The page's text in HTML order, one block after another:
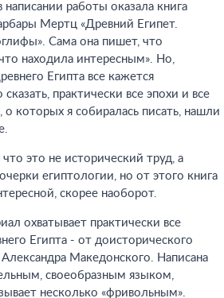
работы оказала книга
Мертц «Древний Египет.
Сама она пишет, что
находила интересным». Но,
Египта все кажется
практически все эпохи и все
которых я собиралась писать, нашли
это не исторический труд, а
египтологии, но от этого книга
скорее наоборот.
охватывает практически все
Египта - от доисторического
Македонского. Написана
своеобразным языком,
несколько «фривольным».